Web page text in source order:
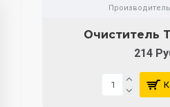
Очиститель
214